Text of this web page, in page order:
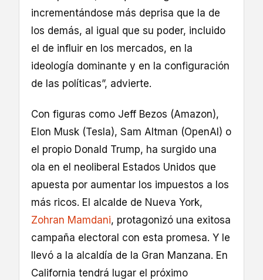
incrementándose más deprisa que la de
los demás, al igual que su poder, incluido
el de influir en los mercados, en la
ideología dominante y en la configuración
de las políticas”, advierte.
Con figuras como Jeff Bezos (Amazon),
Elon Musk (Tesla), Sam Altman (OpenAI) o
el propio Donald Trump, ha surgido una
ola en el neoliberal Estados Unidos que
apuesta por aumentar los impuestos a los
más ricos. El alcalde de Nueva York,
Zohran Mamdani, protagonizó una exitosa
campaña electoral con esta promesa. Y le
llevó a la alcaldía de la Gran Manzana. En
California tendrá lugar el próximo